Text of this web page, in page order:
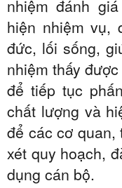
nhiệm đánh
hiện nhiệm vụ,
đức, lối sống,
nhiệm thấy
để tiếp tục
chất lượng và
để các cơ quan,
xét quy hoạch,
dụng cán bộ.